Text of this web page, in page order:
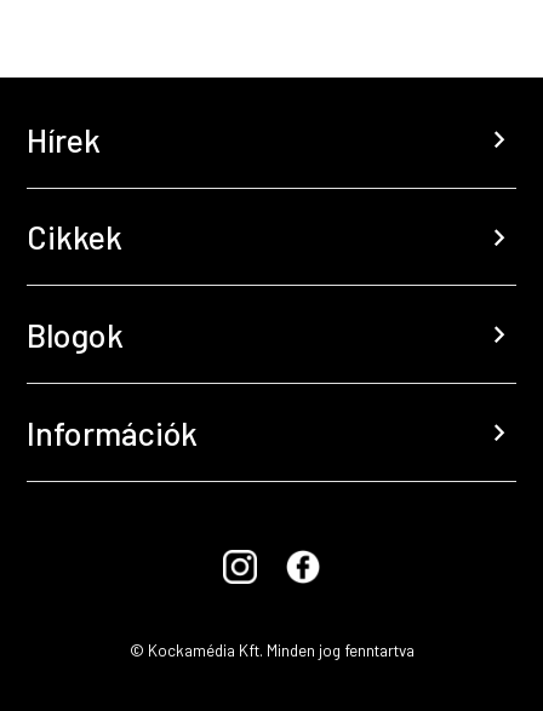
Hírek chevron_right
Cikkek chevron_right
Blogok chevron_right
Információk chevron_right
© Kockamédia Kft. Minden jog fenntartva